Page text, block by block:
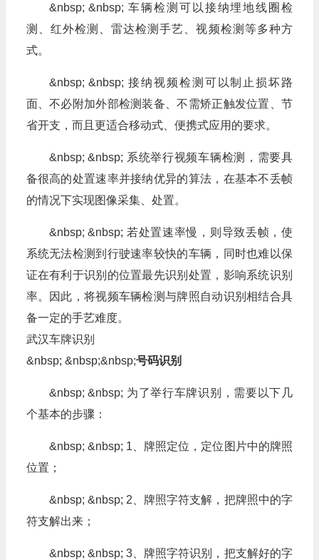
&nbsp; &nbsp; 车辆检测可以接纳埋地线圈检
测、红外检测、雷达检测手艺、视频检测等多种方
式。
&nbsp; &nbsp; 接纳视频检测可以制止损坏路
面、不必附加外部检测装备、不需矫正触发位置、节
省开支，而且更适合移动式、便携式应用的要求。
&nbsp; &nbsp; 系统举行视频车辆检测，需要具
备很高的处置速率并接纳优异的算法，在基本不丢帧
的情况下实现图像采集、处置。
&nbsp; &nbsp; 若处置速率慢，则导致丢帧，使
系统无法检测到行驶速率较快的车辆，同时也难以保
证在有利于识别的位置最先识别处置，影响系统识别
率。因此，将视频车辆检测与牌照自动识别相结合具
备一定的手艺难度。
武汉车牌识别
&nbsp; &nbsp;&nbsp;号码识别
&nbsp; &nbsp; 为了举行车牌识别，需要以下几
个基本的步骤：
&nbsp; &nbsp; 1、牌照定位，定位图片中的牌照
位置；
&nbsp; &nbsp; 2、牌照字符支解，把牌照中的字
符支解出来；
&nbsp; &nbsp; 3、牌照字符识别，把支解好的字